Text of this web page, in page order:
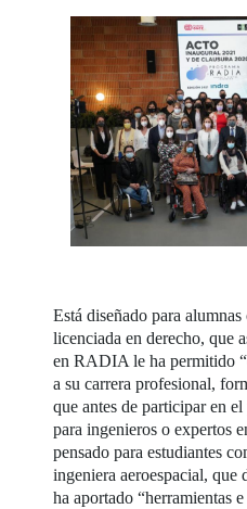
Está diseñado para
licenciada en derecho, que
en RADIA le ha permitido
a su carrera profesional,
que antes de participar en
para ingenieros o expertos
pensado para estudiantes
ingeniera aeroespacial, que
ha aportado “herramientas